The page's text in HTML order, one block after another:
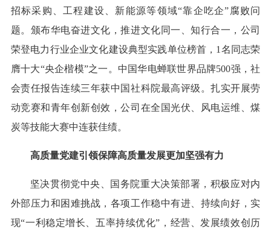
招标采购、工程建设、新能源等领域“靠企吃企”腐败问
题。颁布华电奋进文化，推进文化同一、知行合一，公司
荣登电力行业企业文化建设典型实践单位榜首，1名同志荣
膺十大“央企楷模”之一。中国华电蝉联世界品牌500强，社
会责任报告连续三年获中国社科院最高评级。扎实开展劳
动竞赛和青年创新创效，公司在全国光伏、风电运维、煤
炭等技能大赛中连获佳绩。
高质量党建引领保障高质量发展更加坚强有力
坚决贯彻党中央、国务院重大决策部署，积极应对内
外部压力和困难挑战，各项工作稳中有进、持续向好，实
现“一利稳定增长、五率持续优化”，经营、发展绩效创历